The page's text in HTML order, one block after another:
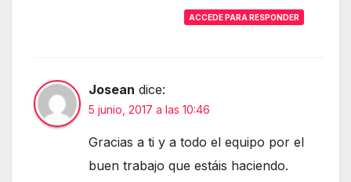
ACCEDE PARA RESPONDER
Josean dice:
5 junio, 2017 a las 10:46
Gracias a ti y a todo el equipo por el
buen trabajo que estáis haciendo.